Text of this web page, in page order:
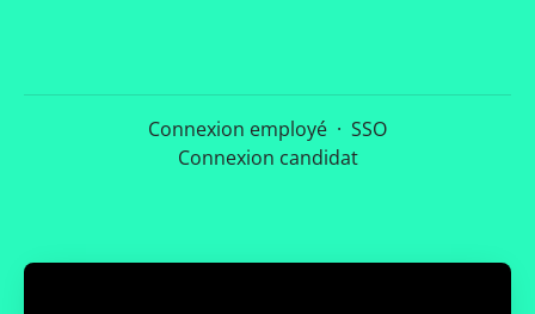
Connexion employé · SSO
Connexion candidat